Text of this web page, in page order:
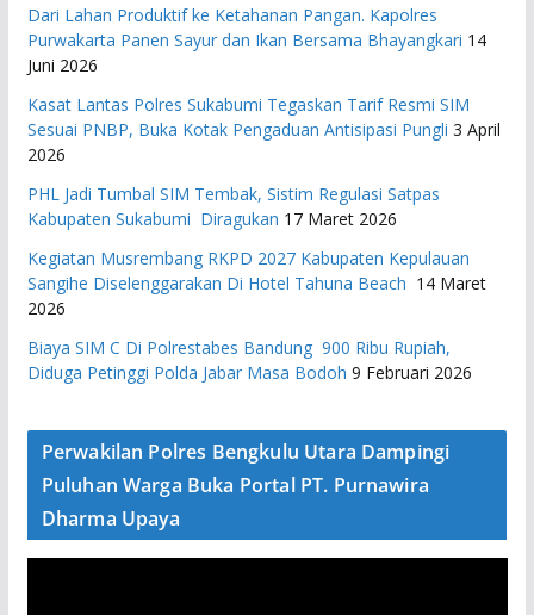
Dari Lahan Produktif ke Ketahanan Pangan. Kapolres
Purwakarta Panen Sayur dan Ikan Bersama Bhayangkari 14
Juni 2026
Kasat Lantas Polres Sukabumi Tegaskan Tarif Resmi SIM
Sesuai PNBP, Buka Kotak Pengaduan Antisipasi Pungli 3 April
2026
PHL Jadi Tumbal SIM Tembak, Sistim Regulasi Satpas
Kabupaten Sukabumi Diragukan 17 Maret 2026
Kegiatan Musrembang RKPD 2027 ​Kabupaten Kepulauan
Sangihe Diselenggarakan Di Hotel Tahuna Beach 14 Maret
2026
Biaya SIM C Di Polrestabes Bandung 900 Ribu Rupiah,
Diduga Petinggi Polda Jabar Masa Bodoh 9 Februari 2026
Perwakilan Polres Bengkulu Utara Dampingi
Puluhan Warga Buka Portal PT. Purnawira
Dharma Upaya